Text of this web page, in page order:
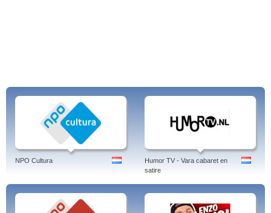
NPO Cultura
Humor TV - Vara cabaret en
satire